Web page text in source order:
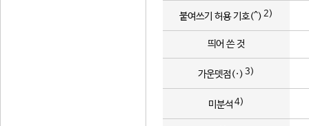
붙여쓰기 허용 기호(^) 2)
띄어 쓴 것
가운뎃점(·) 3)
미분석 4)